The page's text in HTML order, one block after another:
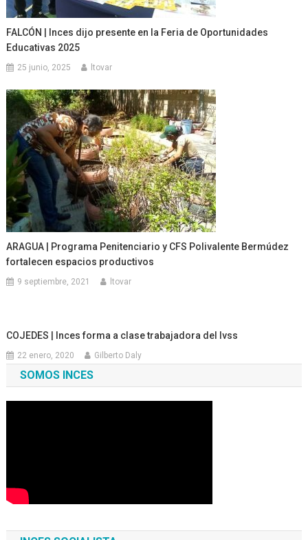
FALCÓN | Inces dijo presente en la Feria de Oportunidades
Educativas 2025
25 junio, 2025 ltovar
ARAGUA | Programa Penitenciario y CFS Polivalente Bermúdez
fortalecen espacios productivos
9 septiembre, 2021 ltovar
COJEDES | Inces forma a clase trabajadora del Ivss
22 enero, 2020 Gilberto Daly
SOMOS INCES